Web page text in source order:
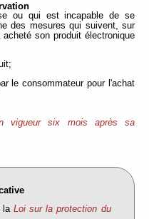
ou qui est incapable de se
des mesures qui suivent, sur
son produit électronique
le consommateur pour l'achat
vigueur six mois après sa
la Loi sur la protection du